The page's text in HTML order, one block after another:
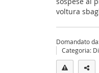
voltura
Domandato
Categoria: